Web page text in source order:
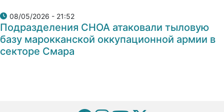
08/05/2026 - 21:52
Подразделения СНОА атаковали тыловую
базу марокканской оккупационной армии в
секторе Смара